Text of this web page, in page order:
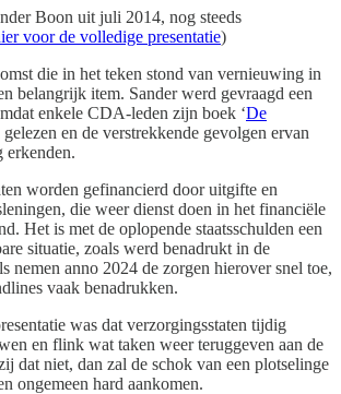
Boon uit juli 2014, nog steeds
voor de volledige presentatie)
die in het teken stond van vernieuwing in
belangrijk item. Sander werd gevraagd een
enkele CDA-leden zijn boek ‘De
gelezen en de verstrekkende gevolgen ervan
erkenden.
worden gefinancierd door uitgifte en
die weer dienst doen in het financiële
Het is met de oplopende staatsschulden een
situatie, zoals werd benadrukt in de
nemen anno 2024 de zorgen hierover snel toe,
vaak benadrukken.
was dat verzorgingsstaten tijdig
en flink wat taken weer teruggeven aan de
dat niet, dan zal de schok van een plotselinge
ongemeen hard aankomen.